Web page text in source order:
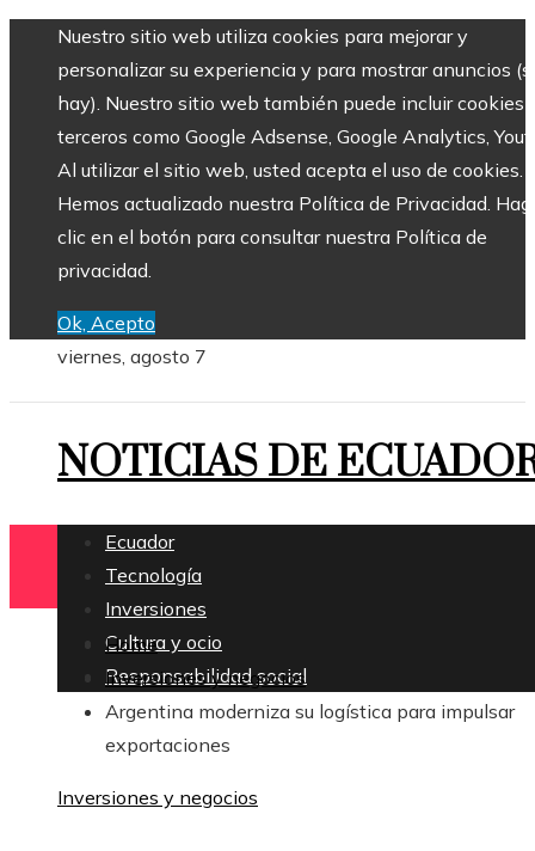
Nuestro sitio web utiliza cookies para mejorar y
personalizar su experiencia y para mostrar anuncios
hay). Nuestro sitio web también puede incluir cookies
terceros como Google Adsense, Google Analytics,
Al utilizar el sitio web, usted acepta el uso de cookies.
Hemos actualizado nuestra Política de Privacidad.
clic en el botón para consultar nuestra Política de
privacidad.
Ok, Acepto
viernes, agosto 7
NOTICIAS DE
Ecuador
Tecnología
Inversiones
Cultura y ocio
Responsabilidad social
Home
Inversiones y negocios
Argentina moderniza su logística para impulsar
exportaciones
Inversiones y negocios